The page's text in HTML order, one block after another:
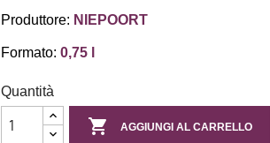
Produttore: NIEPOORT
Formato: 0,75 l
Quantità
 AGGIUNGI AL CARRELLO